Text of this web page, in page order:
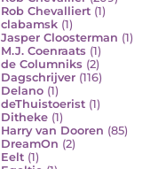
Rob Chevalliert (1)
clabamsk (1)
Jasper Cloosterman (1)
M.J. Coenraats (1)
de Columniks (2)
Dagschrijver (116)
Delano (1)
deThuistoerist (1)
Ditheke (1)
Harry van Dooren (85)
DreamOn (2)
Eelt (1)